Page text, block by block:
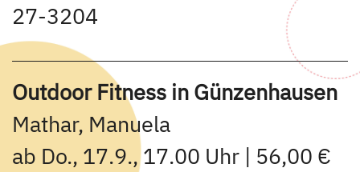
27-3204
Outdoor Fitness in Günzenhausen
Mathar, Manuela
ab Do., 17.9., 17.00 Uhr | 56,00 €